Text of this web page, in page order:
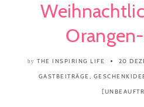
by THE INSPIRING LIFE 20
GASTBEITRÄGE ,